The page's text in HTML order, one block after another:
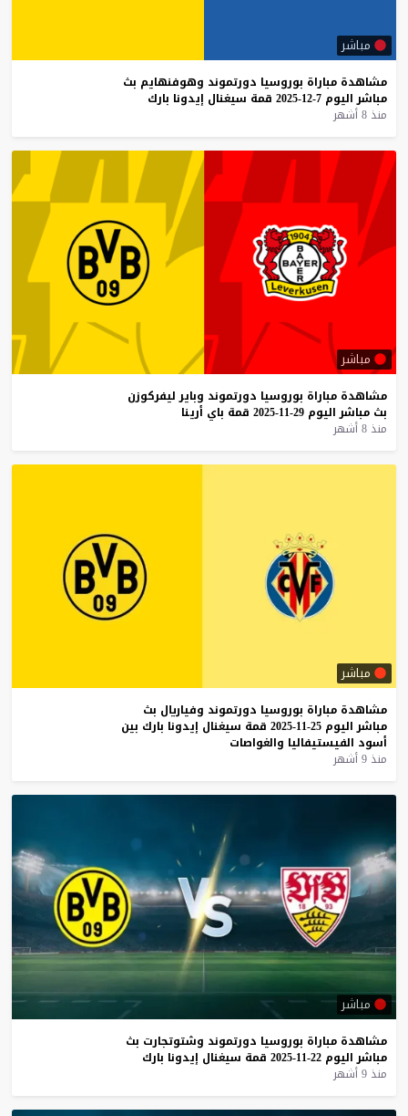
مباشر
مشاهدة مباراة بوروسيا دورتموند وهوفنهايم بث
مباشر اليوم 7-12-2025 قمة سيغنال إيدونا بارك
منذ 8 أشهر
مباشر
مشاهدة مباراة بوروسيا دورتموند وباير ليفركوزن
بث مباشر اليوم 29-11-2025 قمة باي أرينا
منذ 8 أشهر
مباشر
مشاهدة مباراة بوروسيا دورتموند وفياريال بث
مباشر اليوم 25-11-2025 قمة سيغنال إيدونا بارك بين
أسود الفيستيفاليا والغواصات
منذ 9 أشهر
مباشر
مشاهدة مباراة بوروسيا دورتموند وشتوتجارت بث
مباشر اليوم 22-11-2025 قمة سيغنال إيدونا بارك
منذ 9 أشهر